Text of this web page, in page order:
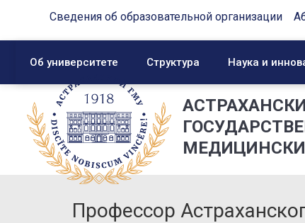
Сведения об образовательной организации
Об университете Структура Наука и
Профессор